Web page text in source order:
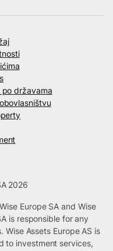
po državama
2026
Europe SA and Wise
is responsible for any
Assets Europe AS is
to investment services,